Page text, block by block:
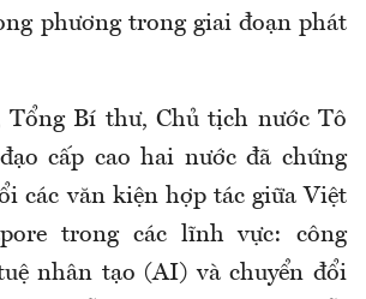
phương trong giai đoạn phát
Tổng Bí thư, Chủ tịch nước Tô
cấp cao hai nước đã chứng
các văn kiện hợp tác giữa Việt
trong các lĩnh vực: công
nhân tạo (AI) và chuyển đổi